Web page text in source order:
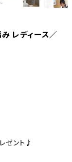
み レディース／
ゼント♪